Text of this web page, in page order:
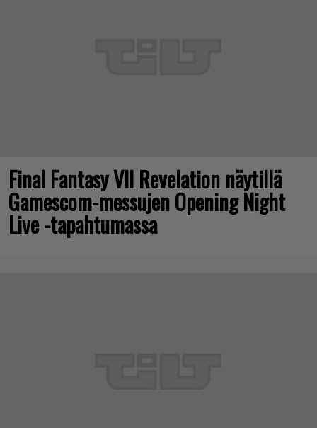
Final Fantasy VII Revelation näytillä
Gamescom-messujen Opening Night
Live -tapahtumassa